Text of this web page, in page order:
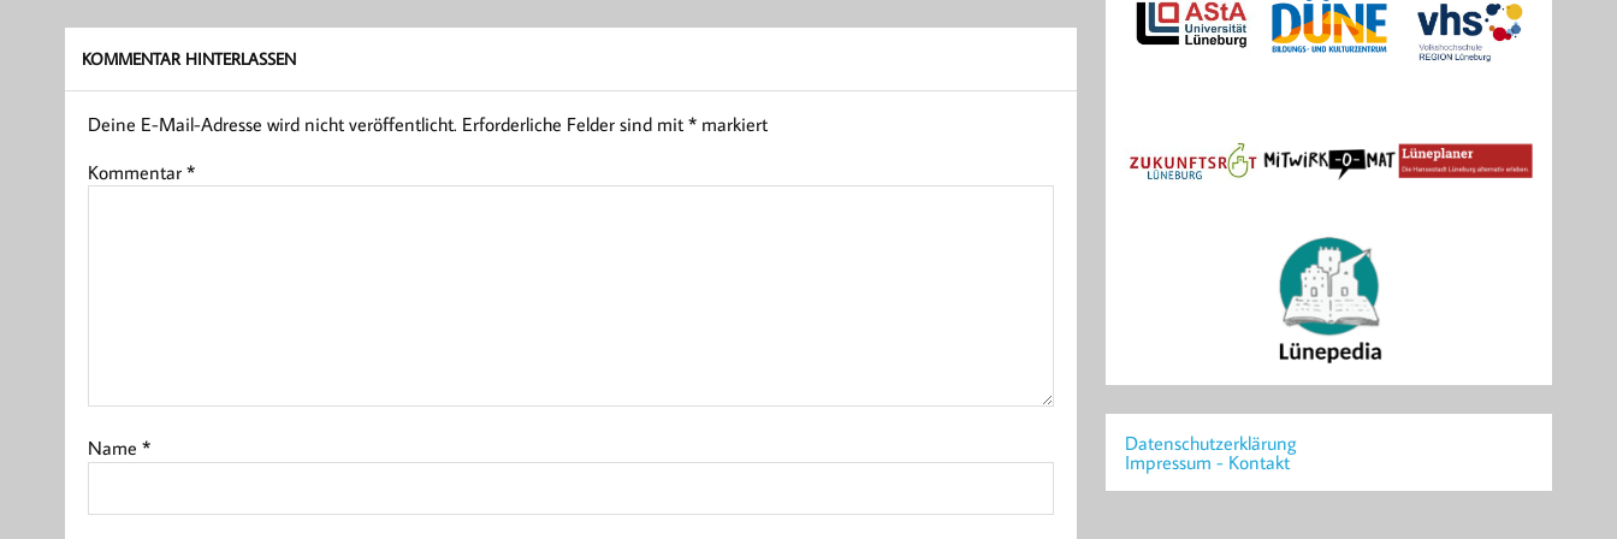
KOMMENTAR HINTERLASSEN
Deine E-Mail-Adresse wird nicht veröffentlicht. Erforderliche Felder sind mit *markiert
Kommentar *
Name *
Datenschutzerklärung
Impressum - Kontakt